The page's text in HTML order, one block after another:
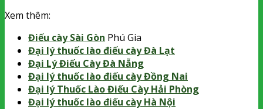
Xem thêm:
Điếu cày Sài Gòn Phú Gia
Đại lý thuốc lào điếu cày Đà Lạt
Đại Lý Điếu Cày Đà Nẵng
Đại lý thuốc lào điếu cày Đồng Nai
Đại lý Thuốc Lào Điếu Cày Hải Phòng
Đại lý thuốc lào điếu cày Hà Nội